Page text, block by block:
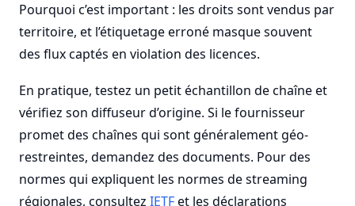
Pourquoi c’est important : les droits sont vendus par
territoire, et l’étiquetage erroné masque souvent
des flux captés en violation des licences.
En pratique, testez un petit échantillon de chaîne et
vérifiez son diffuseur d’origine. Si le fournisseur
promet des chaînes qui sont généralement géo-
restreintes, demandez des documents. Pour des
normes qui expliquent les normes de streaming
régionales, consultez IETFet les déclarations